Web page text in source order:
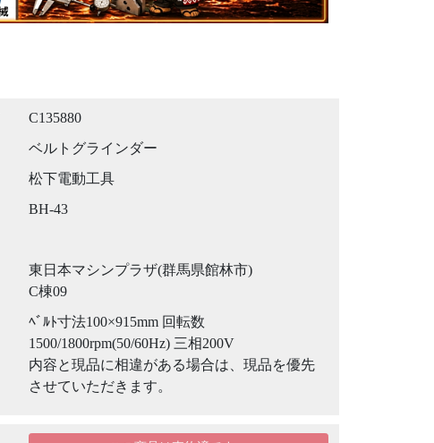
C135880
ベルトグラインダー
松下電動工具
BH-43
東日本マシンプラザ(群馬県館林市)
C棟09
ﾍﾞﾙﾄ寸法100×915mm 回転数
1500/1800rpm(50/60Hz) 三相200V
内容と現品に相違がある場合は、現品を優先
させていただきます。